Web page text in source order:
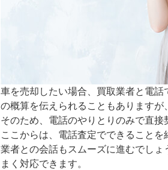
車を売却したい場合、買取業者と電
の概算を伝えられることもありますが
そのため、電話のやりとりのみで直接
ここからは、電話査定でできること
業者との会話もスムーズに進むでし
まく対応できます。